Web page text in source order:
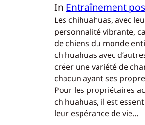
In Entraînement
Les chihuahuas, avec
personnalité vibrante,
de chiens du monde
chihuahuas avec
créer une variété de
chacun ayant ses
Pour les propriétaires
chihuahuas, il est
leur espérance de vie…